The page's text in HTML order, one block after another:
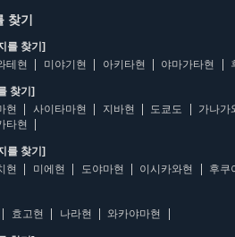
찾기
를 찾기]
테현 미야기현 아키타현 야마가타현
찾기]
현 사이타마현 지바현 도쿄도
가나가
타현
를 찾기]
현 미에현 도야마현 이시카와현 후쿠
효고현 나라현 와카야마현